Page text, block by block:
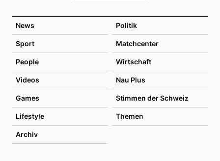
News Politik
Sport Matchcenter
People Wirtschaft
Videos Nau Plus
Games Stimmen der Schweiz
Lifestyle Themen
Archiv